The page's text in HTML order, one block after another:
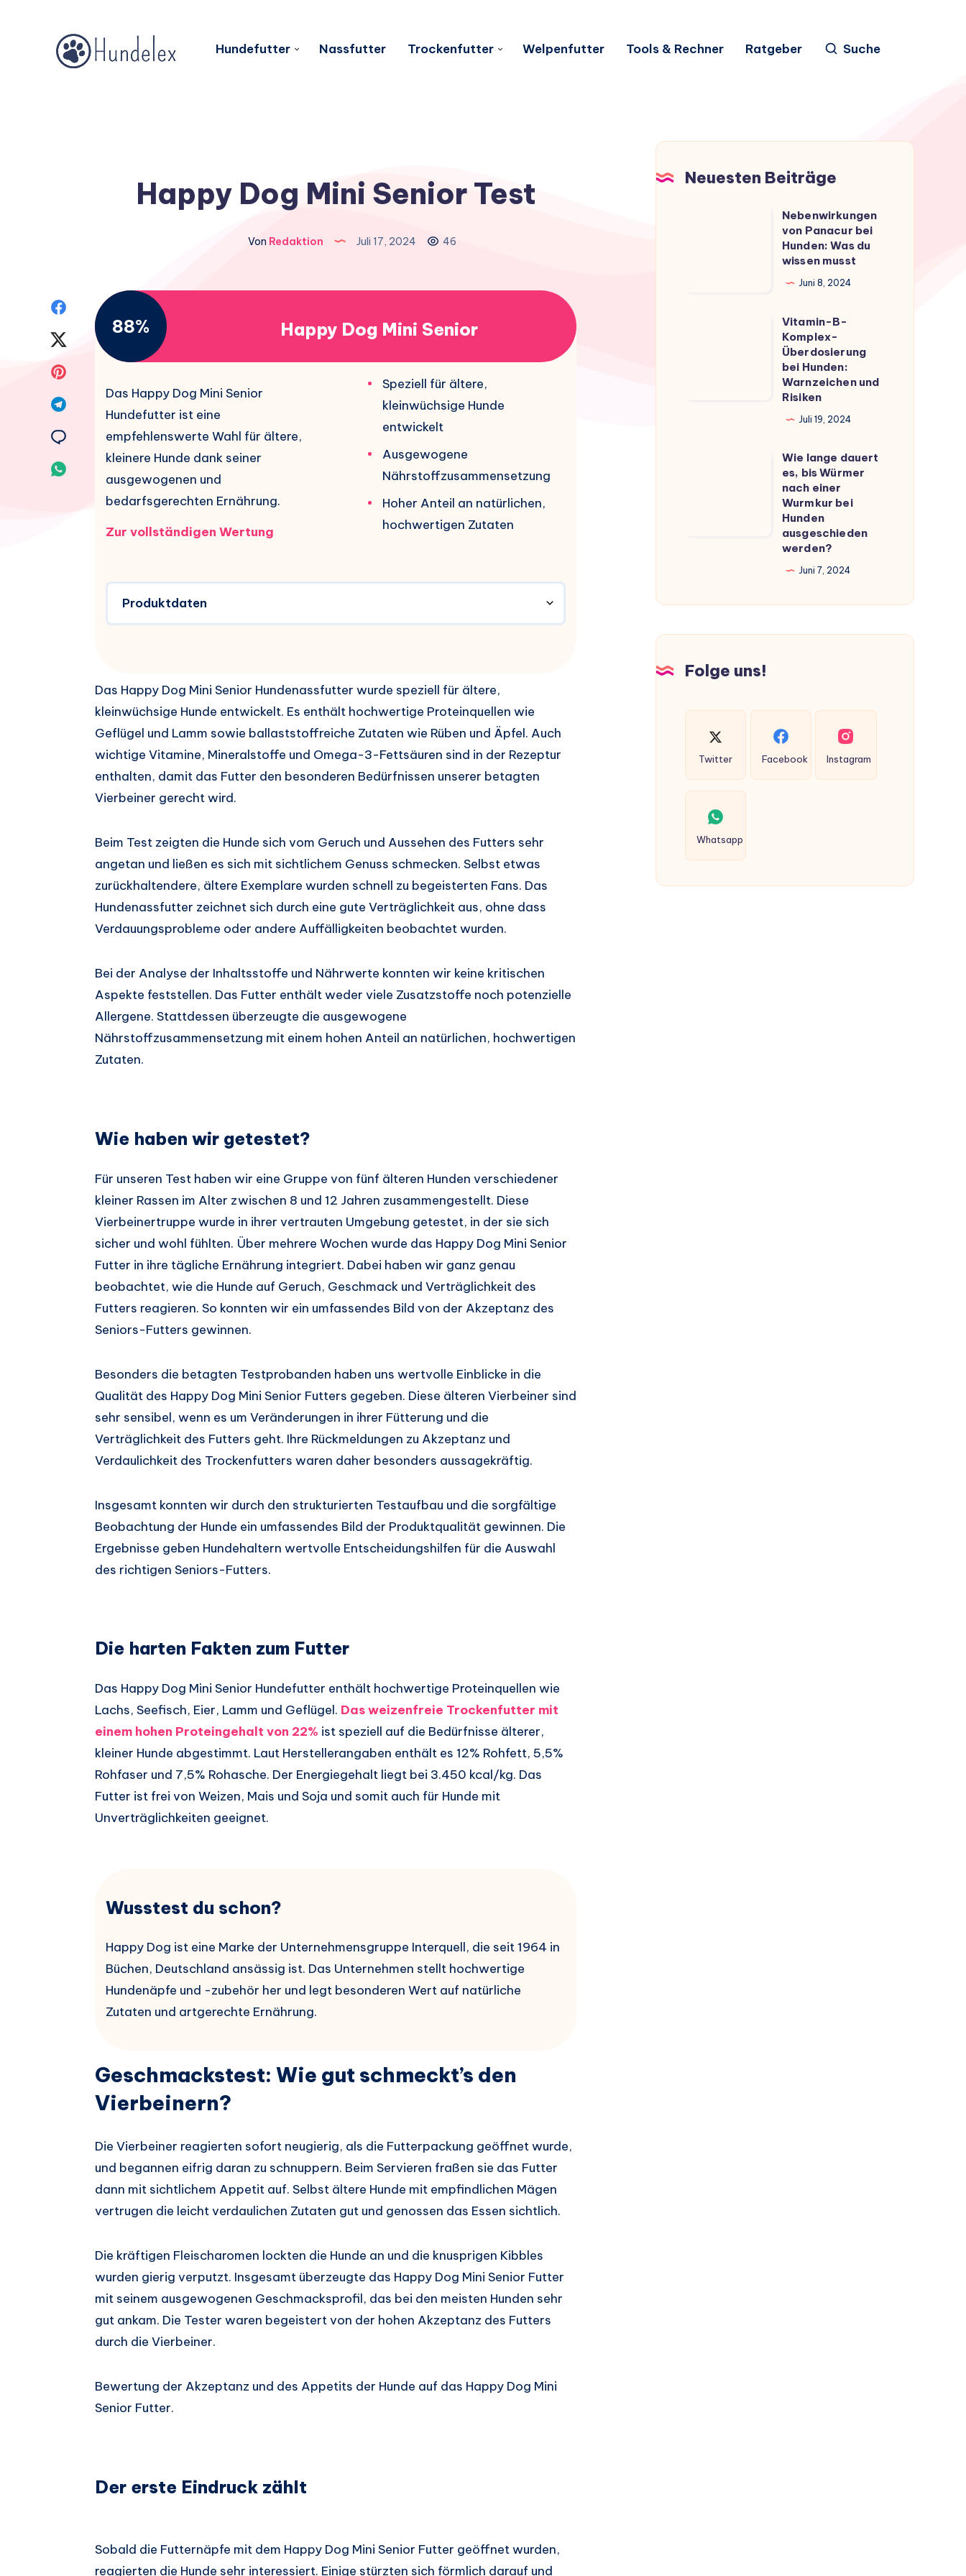
Hundefutter Nassfutter Trockenfutter Welpenfutter Tools & Rechner Ratgeber Suche
Happy Dog Mini Senior Test
Von Redaktion Juli 17, 2024 46
Facebook
Pinterest
Telegram
Whatsapp
88% Happy Dog Mini Senior
Das Happy Dog Mini Senior
Hundefutter ist eine
empfehlenswerte Wahl für ältere,
kleinere Hunde dank seiner
ausgewogenen und
bedarfsgerechten Ernährung.
Zur vollständigen Wertung
Speziell für ältere,
kleinwüchsige Hunde
entwickelt
Ausgewogene
Nährstoffzusammensetzung
Hoher Anteil an natürlichen,
hochwertigen Zutaten
Produktdaten
Das Happy Dog Mini Senior Hundenassfutter wurde speziell für ältere,
kleinwüchsige Hunde entwickelt. Es enthält hochwertige Proteinquellen wie
Geflügel und Lamm sowie ballaststoffreiche Zutaten wie Rüben und Äpfel. Auch
wichtige Vitamine, Mineralstoffe und Omega-3-Fettsäuren sind in der Rezeptur
enthalten, damit das Futter den besonderen Bedürfnissen unserer betagten
Vierbeiner gerecht wird.
Beim Test zeigten die Hunde sich vom Geruch und Aussehen des Futters sehr
angetan und ließen es sich mit sichtlichem Genuss schmecken. Selbst etwas
zurückhaltendere, ältere Exemplare wurden schnell zu begeisterten Fans. Das
Hundenassfutter zeichnet sich durch eine gute Verträglichkeit aus, ohne dass
Verdauungsprobleme oder andere Auffälligkeiten beobachtet wurden.
Bei der Analyse der Inhaltsstoffe und Nährwerte konnten wir keine kritischen
Aspekte feststellen. Das Futter enthält weder viele Zusatzstoffe noch potenzielle
Allergene. Stattdessen überzeugte die ausgewogene
Nährstoffzusammensetzung mit einem hohen Anteil an natürlichen, hochwertigen
Zutaten.
Wie haben wir getestet?
Für unseren Test haben wir eine Gruppe von fünf älteren Hunden verschiedener
kleiner Rassen im Alter zwischen 8 und 12 Jahren zusammengestellt. Diese
Vierbeinertruppe wurde in ihrer vertrauten Umgebung getestet, in der sie sich
sicher und wohl fühlten. Über mehrere Wochen wurde das Happy Dog Mini Senior
Futter in ihre tägliche Ernährung integriert. Dabei haben wir ganz genau
beobachtet, wie die Hunde auf Geruch, Geschmack und Verträglichkeit des
Futters reagieren. So konnten wir ein umfassendes Bild von der Akzeptanz des
Seniors-Futters gewinnen.
Besonders die betagten Testprobanden haben uns wertvolle Einblicke in die
Qualität des Happy Dog Mini Senior Futters gegeben. Diese älteren Vierbeiner sind
sehr sensibel, wenn es um Veränderungen in ihrer Fütterung und die
Verträglichkeit des Futters geht. Ihre Rückmeldungen zu Akzeptanz und
Verdaulichkeit des Trockenfutters waren daher besonders aussagekräftig.
Insgesamt konnten wir durch den strukturierten Testaufbau und die sorgfältige
Beobachtung der Hunde ein umfassendes Bild der Produktqualität gewinnen. Die
Ergebnisse geben Hundehaltern wertvolle Entscheidungshilfen für die Auswahl
des richtigen Seniors-Futters.
Die harten Fakten zum Futter
Das Happy Dog Mini Senior Hundefutter enthält hochwertige Proteinquellen wie
Lachs, Seefisch, Eier, Lamm und Geflügel. Das weizenfreie Trockenfutter mit
einem hohen Proteingehalt von 22% ist speziell auf die Bedürfnisse älterer,
kleiner Hunde abgestimmt. Laut Herstellerangaben enthält es 12% Rohfett, 5,5%
Rohfaser und 7,5% Rohasche. Der Energiegehalt liegt bei 3.450 kcal/kg. Das
Futter ist frei von Weizen, Mais und Soja und somit auch für Hunde mit
Unverträglichkeiten geeignet.
Wusstest du schon?
Happy Dog ist eine Marke der Unternehmensgruppe Interquell, die seit 1964 in
Büchen, Deutschland ansässig ist. Das Unternehmen stellt hochwertige
Hundenäpfe und -zubehör her und legt besonderen Wert auf natürliche
Zutaten und artgerechte Ernährung.
Geschmackstest: Wie gut schmeckt’s den
Vierbeinern?
Die Vierbeiner reagierten sofort neugierig, als die Futterpackung geöffnet wurde,
und begannen eifrig daran zu schnuppern. Beim Servieren fraßen sie das Futter
dann mit sichtlichem Appetit auf. Selbst ältere Hunde mit empfindlichen Mägen
vertrugen die leicht verdaulichen Zutaten gut und genossen das Essen sichtlich.
Die kräftigen Fleischaromen lockten die Hunde an und die knusprigen Kibbles
wurden gierig verputzt. Insgesamt überzeugte das Happy Dog Mini Senior Futter
mit seinem ausgewogenen Geschmacksprofil, das bei den meisten Hunden sehr
gut ankam. Die Tester waren begeistert von der hohen Akzeptanz des Futters
durch die Vierbeiner.
Bewertung der Akzeptanz und des Appetits der Hunde auf das Happy Dog Mini
Senior Futter.
Der erste Eindruck zählt
Sobald die Futternäpfe mit dem Happy Dog Mini Senior Futter geöffnet wurden,
reagierten die Hunde sehr interessiert. Einige stürzten sich förmlich darauf und
Neuesten Beiträge
Nebenwirkungen
von Panacur bei
Hunden: Was du
wissen musst
Juni 8, 2024
Vitamin-B-
Komplex-
Überdosierung
bei Hunden:
Warnzeichen und
Risiken
Juli 19, 2024
Hunden
ausgeschieden
Wie lange dauert
es, bis Würmer
nach einer
Wurmkur bei
Hunden
ausgeschieden
werden?
Juni 7, 2024
Folge uns!
Twitter Facebook Instagram
Whatsapp